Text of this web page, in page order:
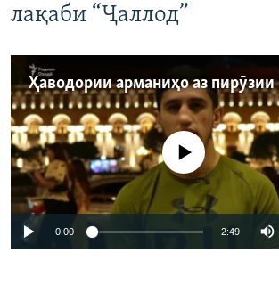
лақаби “Ҷаллод”
Феълан кор намекунад
0:00 2:49